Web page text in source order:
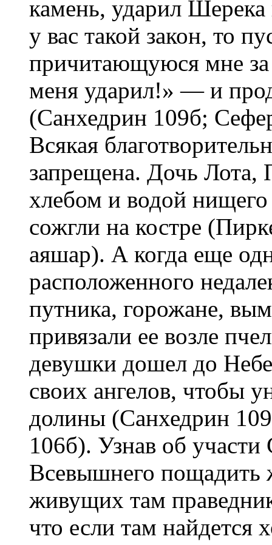
камень, ударил Шерека
у вас такой закон, то
причитающуюся мне за
меня ударил!» — и
(Санхедрин 109б;
Всякая
запрещена. Дочь Лота,
хлебом и водой
сожгли на костре
аяшар). А когда еще
расположенного
путника, горожане,
привязали ее возле
девушки дошел до
своих ангелов, чтобы
долины (Санхедрин
106б). Узнав об
Всевышнего пощадить
живущих там
что если там найдется